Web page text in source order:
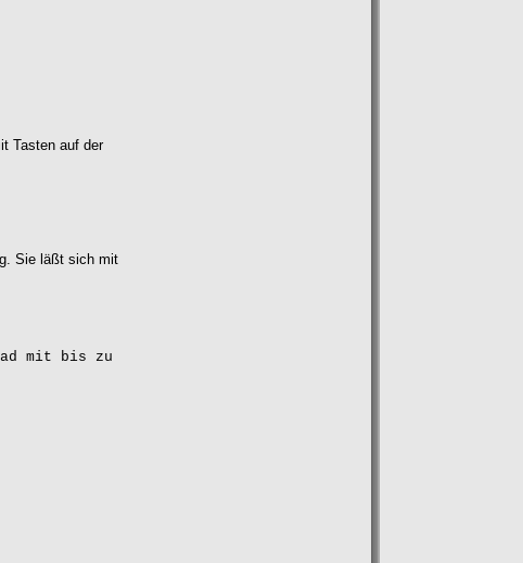
Tasten auf der
Sie läßt sich mit
mit bis zu